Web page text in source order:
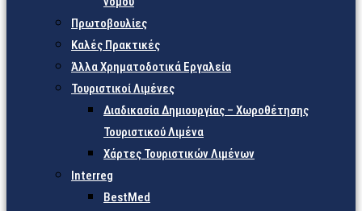
Πρωτοβουλίες
Καλές Πρακτικές
Άλλα Χρηματοδοτικά Εργαλεία
Τουριστικοί Λιμένες
Διαδικασία Δημιουργίας – Χωροθέτησης
Τουριστικού Λιμένα
Χάρτες Τουριστικών Λιμένων
Interreg
BestMed